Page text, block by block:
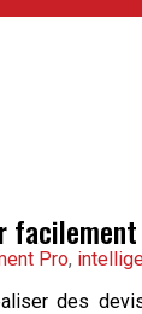
Pro,
des